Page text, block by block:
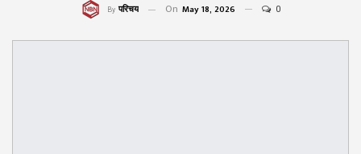
By परिचय On May 18, 2026 0